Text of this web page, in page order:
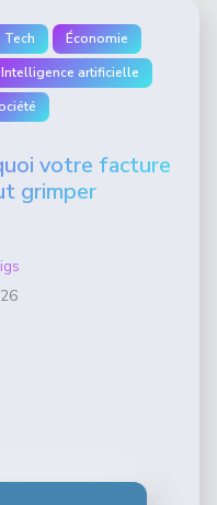
Tech
Économie
Intelligence artificielle
votre facture
grimper